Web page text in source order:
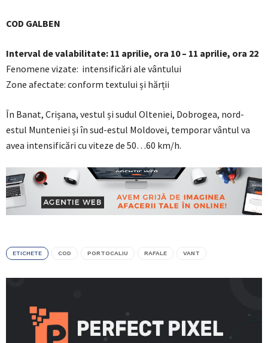
COD GALBEN
Interval de valabilitate: 11 aprilie, ora 10 – 11 aprilie, ora 22
Fenomene vizate: intensificări ale vântului
Zone afectate: conform textului și hărții
În Banat, Crișana, vestul și sudul Olteniei, Dobrogea, nord-
estul Munteniei și în sud-estul Moldovei, temporar vântul va
avea intensificări cu viteze de 50…60 km/h.
ETICHETE COD PORTOCALIU RAFALE VANT